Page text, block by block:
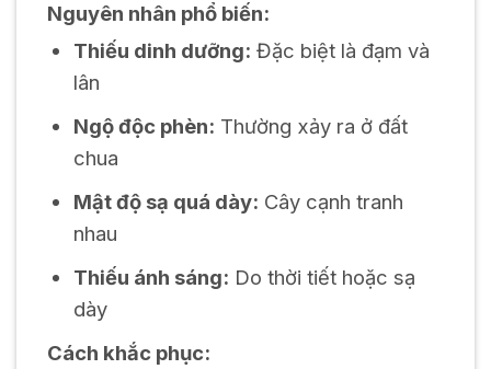
Nguyên nhân phổ biến:
Thiếu dinh dưỡng: Đặc biệt là đạm và
lân
Ngộ độc phèn: Thường xảy ra ở đất
chua
Mật độ sạ quá dày: Cây cạnh tranh
nhau
Thiếu ánh sáng: Do thời tiết hoặc sạ
dày
Cách khắc phục: